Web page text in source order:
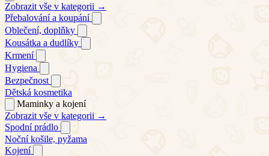
Zobrazit vše v kategorii →
Přebalování a koupání
Oblečení, doplňky
Kousátka a dudlíky
Krmení
Hygiena
Bezpečnost
Dětská kosmetika
Maminky a kojení
Zobrazit vše v kategorii →
Spodní prádlo
Noční košile, pyžama
Kojení